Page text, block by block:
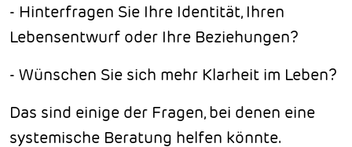
- Hinterfragen Sie Ihre Identität, Ihren
Lebensentwurf oder Ihre Beziehungen?
- Wünschen Sie sich mehr Klarheit im Leben?
Das sind einige der Fragen, bei denen eine
systemische Beratung helfen könnte.